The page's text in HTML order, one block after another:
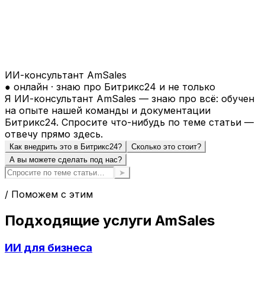
ИИ-консультант AmSales
● онлайн · знаю про Битрикс24 и не только
Я ИИ-консультант AmSales — знаю про всё: обучен
на опыте нашей команды и документации
Битрикс24. Спросите что-нибудь по теме статьи —
отвечу прямо здесь.
Как внедрить это в Битрикс24?
Сколько это стоит?
А вы можете сделать под нас?
➤
/ Поможем с этим
Подходящие услуги AmSales
ИИ для бизнеса